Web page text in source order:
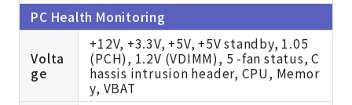
PC Health Monitoring
Volta
ge
+12V, +3.3V, +5V, +5V standby, 1.05
(PCH), 1.2V (VDIMM), 5 -fan status, C
hassis intrusion header, CPU, Memor
y, VBAT